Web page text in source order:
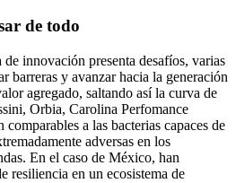
de todo
innovación presenta desafíos, varias
barreras y avanzar hacia la generación
agregado, saltando así la curva de
Orbia, Carolina Perfomance
a las bacterias capaces de
adversas en los
En el caso de México, han
resiliencia en un ecosistema de